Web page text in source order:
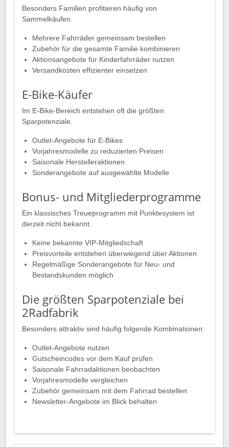
Besonders Familien profitieren häufig von
Sammelkäufen.
Mehrere Fahrräder gemeinsam bestellen
Zubehör für die gesamte Familie kombinieren
Aktionsangebote für Kinderfahrräder nutzen
Versandkosten effizienter einsetzen
E-Bike-Käufer
Im E-Bike-Bereich entstehen oft die größten
Sparpotenziale.
Outlet-Angebote für E-Bikes
Vorjahresmodelle zu reduzierten Preisen
Saisonale Herstelleraktionen
Sonderangebote auf ausgewählte Modelle
Bonus- und Mitgliederprogramme
Ein klassisches Treueprogramm mit Punktesystem ist
derzeit nicht bekannt.
Keine bekannte VIP-Mitgliedschaft
Preisvorteile entstehen überwiegend über Aktionen
Regelmäßige Sonderangebote für Neu- und
Bestandskunden möglich
Die größten Sparpotenziale bei
2Radfabrik
Besonders attraktiv sind häufig folgende Kombinationen:
Outlet-Angebote nutzen
Gutscheincodes vor dem Kauf prüfen
Saisonale Fahrradaktionen beobachten
Vorjahresmodelle vergleichen
Zubehör gemeinsam mit dem Fahrrad bestellen
Newsletter-Angebote im Blick behalten